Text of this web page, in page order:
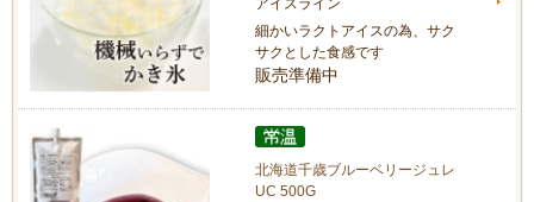
アイスライン
細かいラクトアイスの為、サク
サクとした食感です
販売準備中
北海道千歳ブルーベリージュレ
UC 500G